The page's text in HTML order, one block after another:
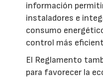
información
instaladores e
consumo
control más
El Reglamento
para favorecer la